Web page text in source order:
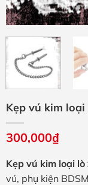
Kẹp vú kim
300,000₫
Kẹp vú kim loại lò
vú, phụ kiện